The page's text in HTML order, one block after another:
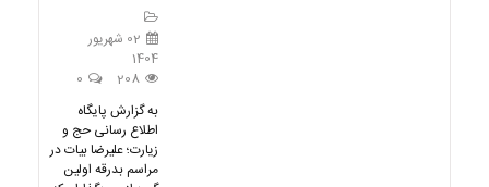
02 شهریور
1404
208
0
به گزارش پایگاه
اطلاع رسانی حج و
زیارت؛ علیرضا بیات در
مراسم بدرقه اولین